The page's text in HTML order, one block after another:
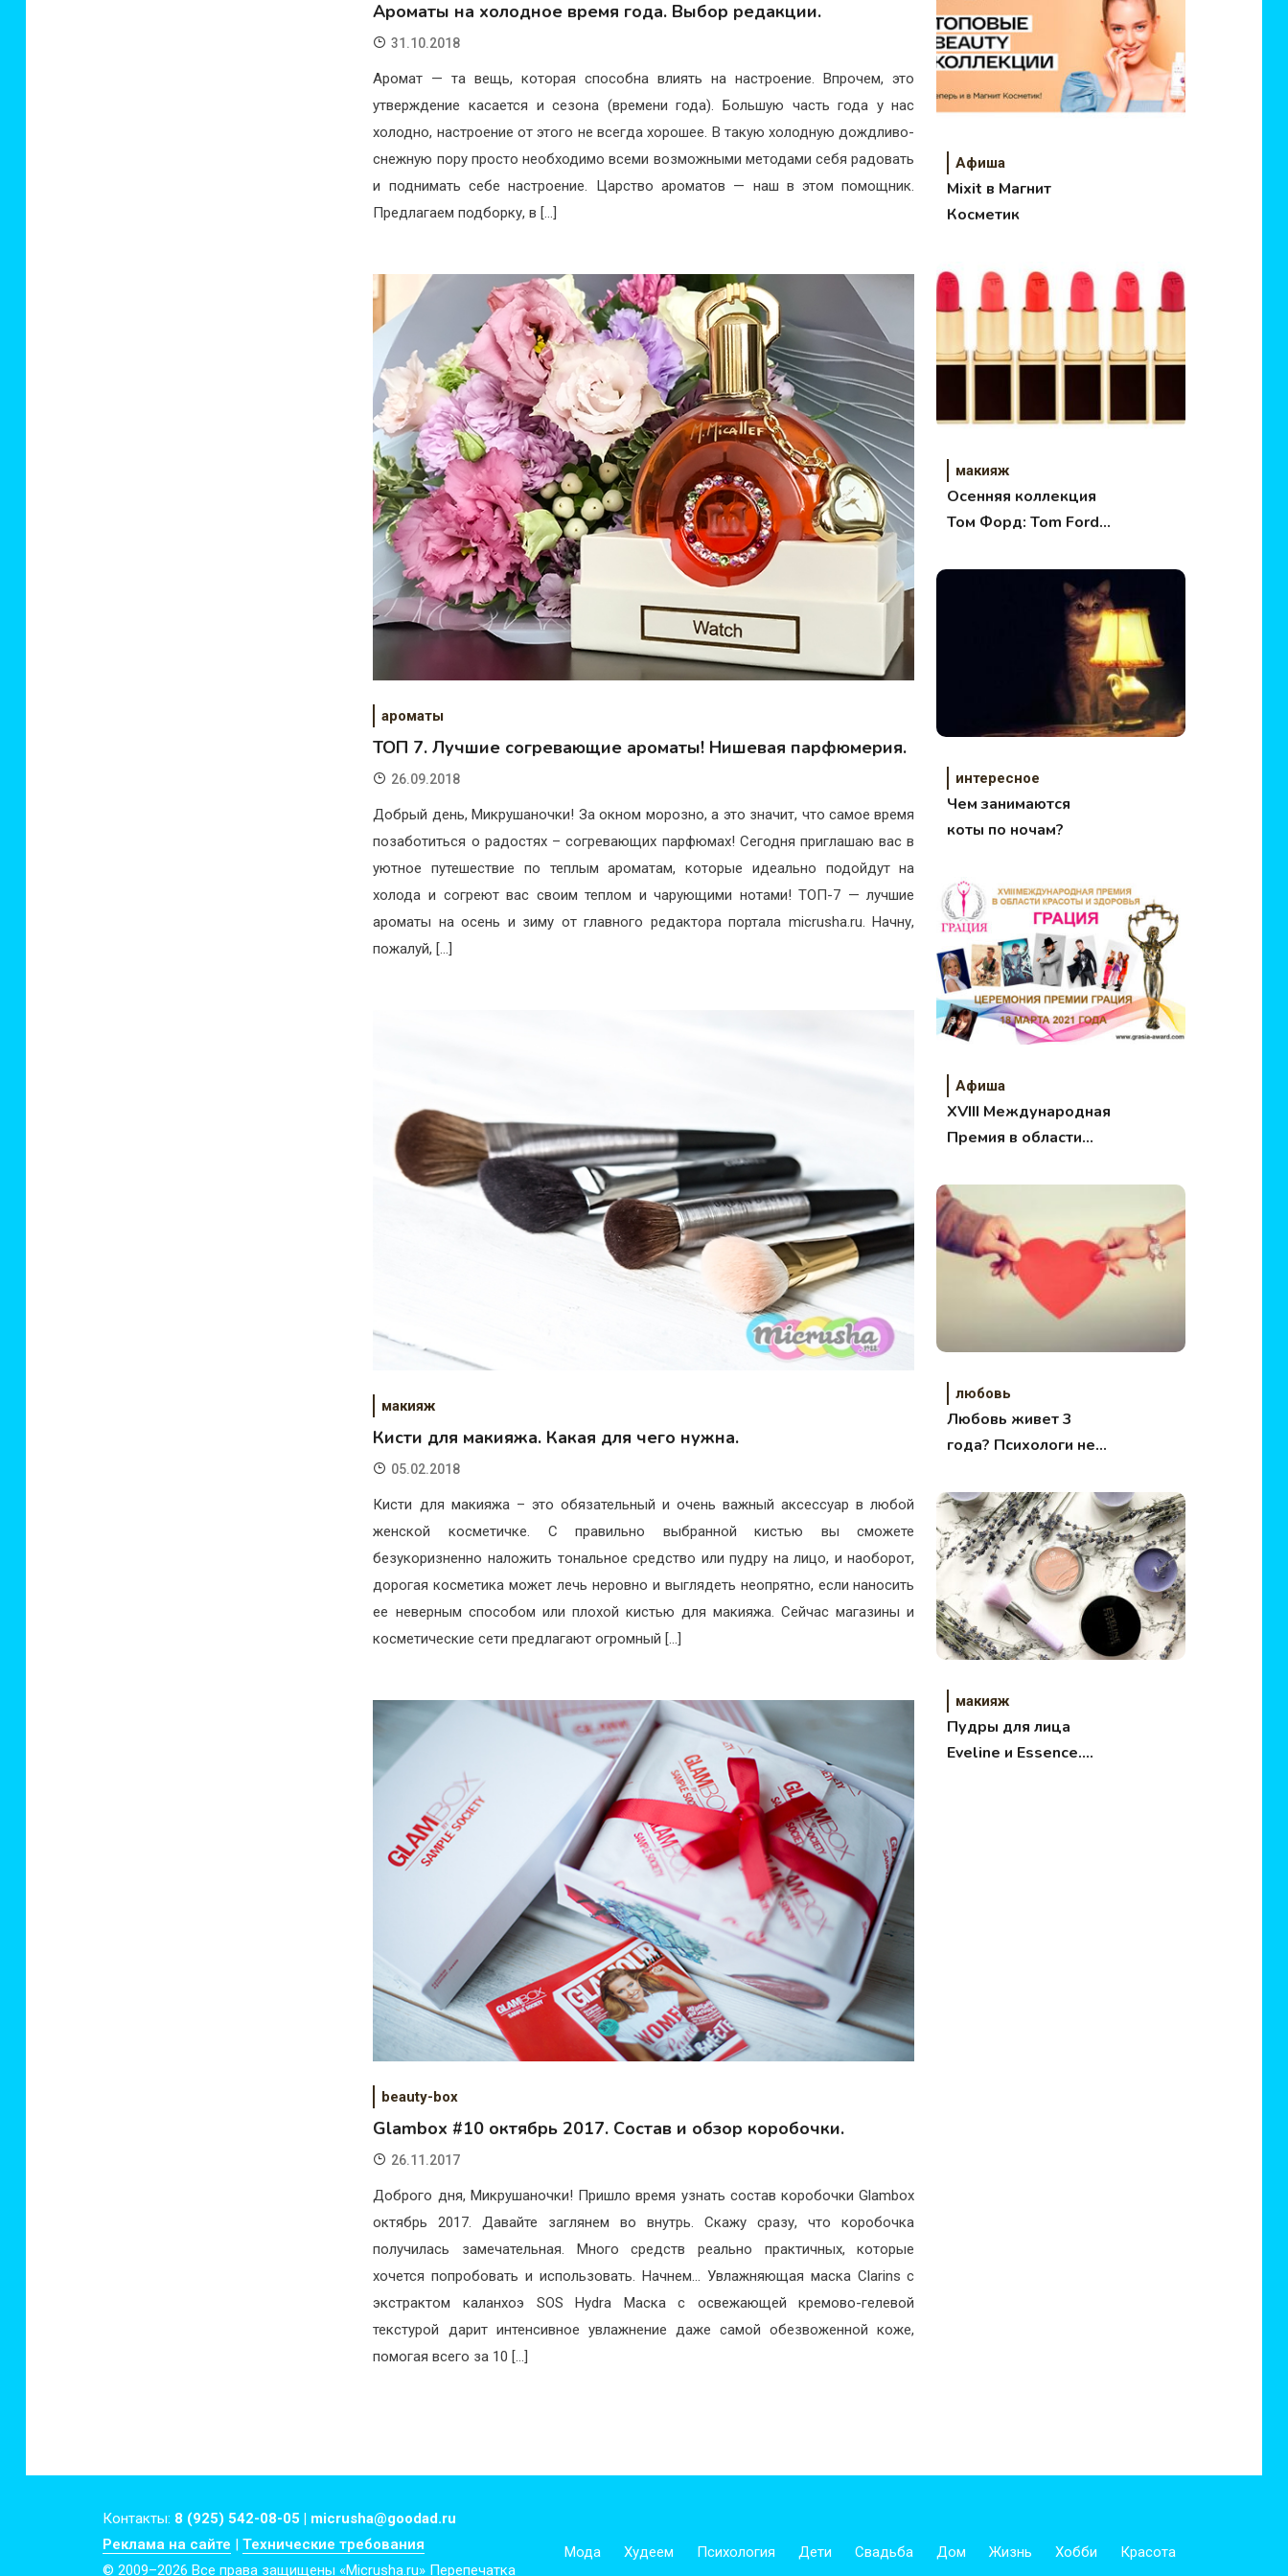
Ароматы на холодное время года. Выбор редакции.
31.10.2018
Аромат — та вещь, которая способна влиять на настроение. Впрочем, это
утверждение касается и сезона (времени года). Большую часть года у нас
холодно, настроение от этого не всегда хорошее. В такую холодную дождливо-
снежную пору просто необходимо всеми возможными методами себя радовать
и поднимать себе настроение. Царство ароматов — наш в этом помощник.
Предлагаем подборку, в […]
ароматы
ТОП 7. Лучшие согревающие ароматы! Нишевая парфюмерия.
26.09.2018
Добрый день, Микрушаночки! За окном морозно, а это значит, что самое время
позаботиться о радостях – согревающих парфюмах! Сегодня приглашаю вас в
уютное путешествие по теплым ароматам, которые идеально подойдут на
холода и согреют вас своим теплом и чарующими нотами! ТОП-7 — лучшие
ароматы на осень и зиму от главного редактора портала micrusha.ru. Начну,
пожалуй, […]
макияж
Кисти для макияжа. Какая для чего нужна.
05.02.2018
Кисти для макияжа – это обязательный и очень важный аксессуар в любой
женской косметичке. С правильно выбранной кистью вы сможете
безукоризненно наложить тональное средство или пудру на лицо, и наоборот,
дорогая косметика может лечь неровно и выглядеть неопрятно, если наносить
ее неверным способом или плохой кистью для макияжа. Сейчас магазины и
косметические сети предлагают огромный […]
beauty-box
Glambox #10 октябрь 2017. Состав и обзор коробочки.
26.11.2017
Доброго дня, Микрушаночки! Пришло время узнать состав коробочки Glambox
октябрь 2017. Давайте заглянем во внутрь. Скажу сразу, что коробочка
получилась замечательная. Много средств реально практичных, которые
хочется попробовать и использовать. Начнем… Увлажняющая маска Clarins с
экстрактом каланхоэ SOS Hydra Маска с освежающей кремово-гелевой
текстурой дарит интенсивное увлажнение даже самой обезвоженной коже,
помогая всего за 10 […]
Афиша
Mixit в Магнит
Косметик
макияж
Осенняя коллекция
Том Форд: Tom Ford
Colors Collection Fall
интересное
Чем занимаются
коты по ночам?
Афиша
XVIII Международная
Премия в области
«Грация»
любовь
Любовь живет 3
года? Психологи не
макияж
Пудры для лица
Eveline и Essence.
Контакты: 8 (925) 542-08-05 | micrusha@goodad.ru
Реклама на сайте | Технические требования
© 2009–2026 Все права защищены «Micrusha.ru» Перепечатка
Мода Худеем Психология Дети Свадьба Дом Жизнь Хобби Красота